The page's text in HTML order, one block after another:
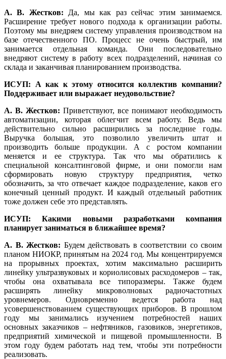
А. В. Жестков: Да, мы как раз сейчас этим занимаемся.
Расширение требует нового подхода к организации работы.
Поэтому мы внедряем систему управления производством на
ба­зе отечественного ПО. Процесс не очень быстрый, им
занимается отдельная команда. Они последовательно
внедряют систему в работу всех подразделений, начиная со
склада и заканчивая планированием производства.
ИСУП: А как к этому относится коллектив компании?
Поддерживает или выражает неудовольствие?
А. В. Жестков: Приветствуют, все понимают необходимость
автоматизации, которая облегчит всем работу. Ведь мы
действительно сильно расширились за последние го­ды.
Выручка большая, это позволило увеличить штат и
производить больше продукции. А с ростом компании
меняется и ее структура. Так что мы обратились к
специальной консалтинговой фирме, и они помогли нам
сформировать новую структуру предприятия, четко
обозначить, за что отвечает каждое подразделение, каков его
конечный ценный продукт. И каждый отдельный работник
то­же должен се­бе это представлять.
ИСУП: Какими новыми разработками компания
планирует заниматься в ближайшее время?
А. В. Жестков: Будем действовать в соответствии со своим
планом ­НИОКР, принятым на 2024 год. Мы концентрируемся
на прорывных проектах, хотим максимально расширить
линейку ультразвуковых и кориолисовых расходомеров – так,
чтобы она охватывала все типоразмеры. Также будем
расширять линейку микроволновых радиочастотных
уровнемеров. Одновременно ведется работа над
усовершенствованием существующих приборов. В прошлом
го­ду мы занимались изучением потребностей наших
основных заказчиков – нефтяников, газовиков, энергетиков,
предприятий химической и пищевой промышленности. В
этом го­ду будем работать над тем, чтобы эти потребности
реализовать.